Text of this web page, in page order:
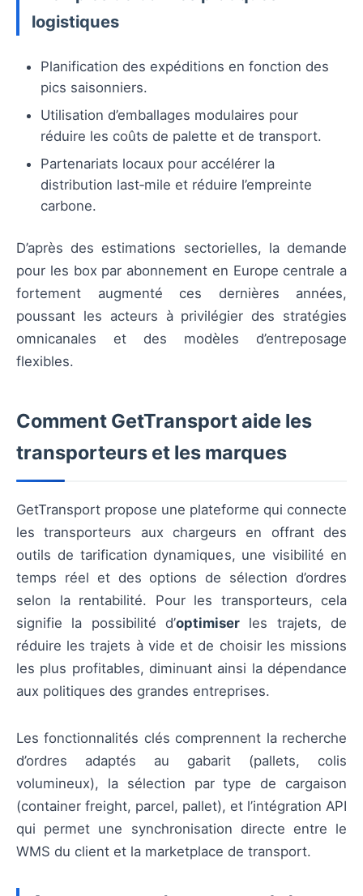
logistiques
Planification des expéditions en fonction des
pics saisonniers.
Utilisation d’emballages modulaires pour
réduire les coûts de palette et de transport.
Partenariats locaux pour accélérer la
distribution last‑mile et réduire l’empreinte
carbone.
D’après des estimations sectorielles, la demande
pour les box par abonnement en Europe centrale a
fortement augmenté ces dernières années,
poussant les acteurs à privilégier des stratégies
omnicanales et des modèles d’entreposage
flexibles.
Comment GetTransport aide les
transporteurs et les marques
GetTransport propose une plateforme qui connecte
les transporteurs aux chargeurs en offrant des
outils de tarification dynamiques, une visibilité en
temps réel et des options de sélection d’ordres
selon la rentabilité. Pour les transporteurs, cela
signifie la possibilité d’optimiser les trajets, de
réduire les trajets à vide et de choisir les missions
les plus profitables, diminuant ainsi la dépendance
aux politiques des grandes entreprises.
Les fonctionnalités clés comprennent la recherche
d’ordres adaptés au gabarit (pallets, colis
volumineux), la sélection par type de cargaison
(container freight, parcel, pallet), et l’intégration API
qui permet une synchronisation directe entre le
WMS du client et la marketplace de transport.